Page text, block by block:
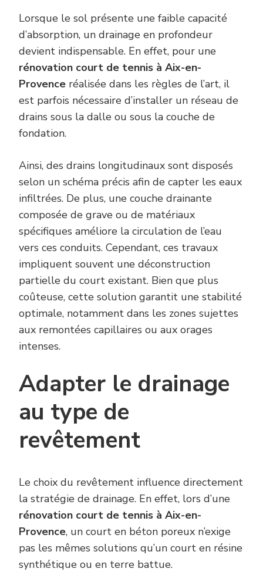
Lorsque le sol présente une faible capacité
d’absorption, un drainage en profondeur
devient indispensable. En effet, pour une
rénovation court de tennis à Aix-en-
Provence réalisée dans les règles de l’art, il
est parfois nécessaire d’installer un réseau de
drains sous la dalle ou sous la couche de
fondation.
Ainsi, des drains longitudinaux sont disposés
selon un schéma précis afin de capter les eaux
infiltrées. De plus, une couche drainante
composée de grave ou de matériaux
spécifiques améliore la circulation de l’eau
vers ces conduits. Cependant, ces travaux
impliquent souvent une déconstruction
partielle du court existant. Bien que plus
coûteuse, cette solution garantit une stabilité
optimale, notamment dans les zones sujettes
aux remontées capillaires ou aux orages
intenses.
Adapter le drainage
au type de
revêtement
Le choix du revêtement influence directement
la stratégie de drainage. En effet, lors d’une
rénovation court de tennis à Aix-en-
Provence, un court en béton poreux n’exige
pas les mêmes solutions qu’un court en résine
synthétique ou en terre battue.